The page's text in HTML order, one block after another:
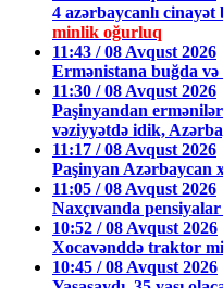
4 azərbaycanlı cinayət
minlik oğurluq
11:43 / 08 Avqust 2026
Ermənistana buğda
11:30 / 08 Avqust 2026
Paşinyandan
vəziyyətdə idik,
11:17 / 08 Avqust 2026
Paşinyan Azərbaycan
11:05 / 08 Avqust 2026
Naxçıvanda
10:52 / 08 Avqust 2026
Xocavənddə traktor
10:45 / 08 Avqust 2026